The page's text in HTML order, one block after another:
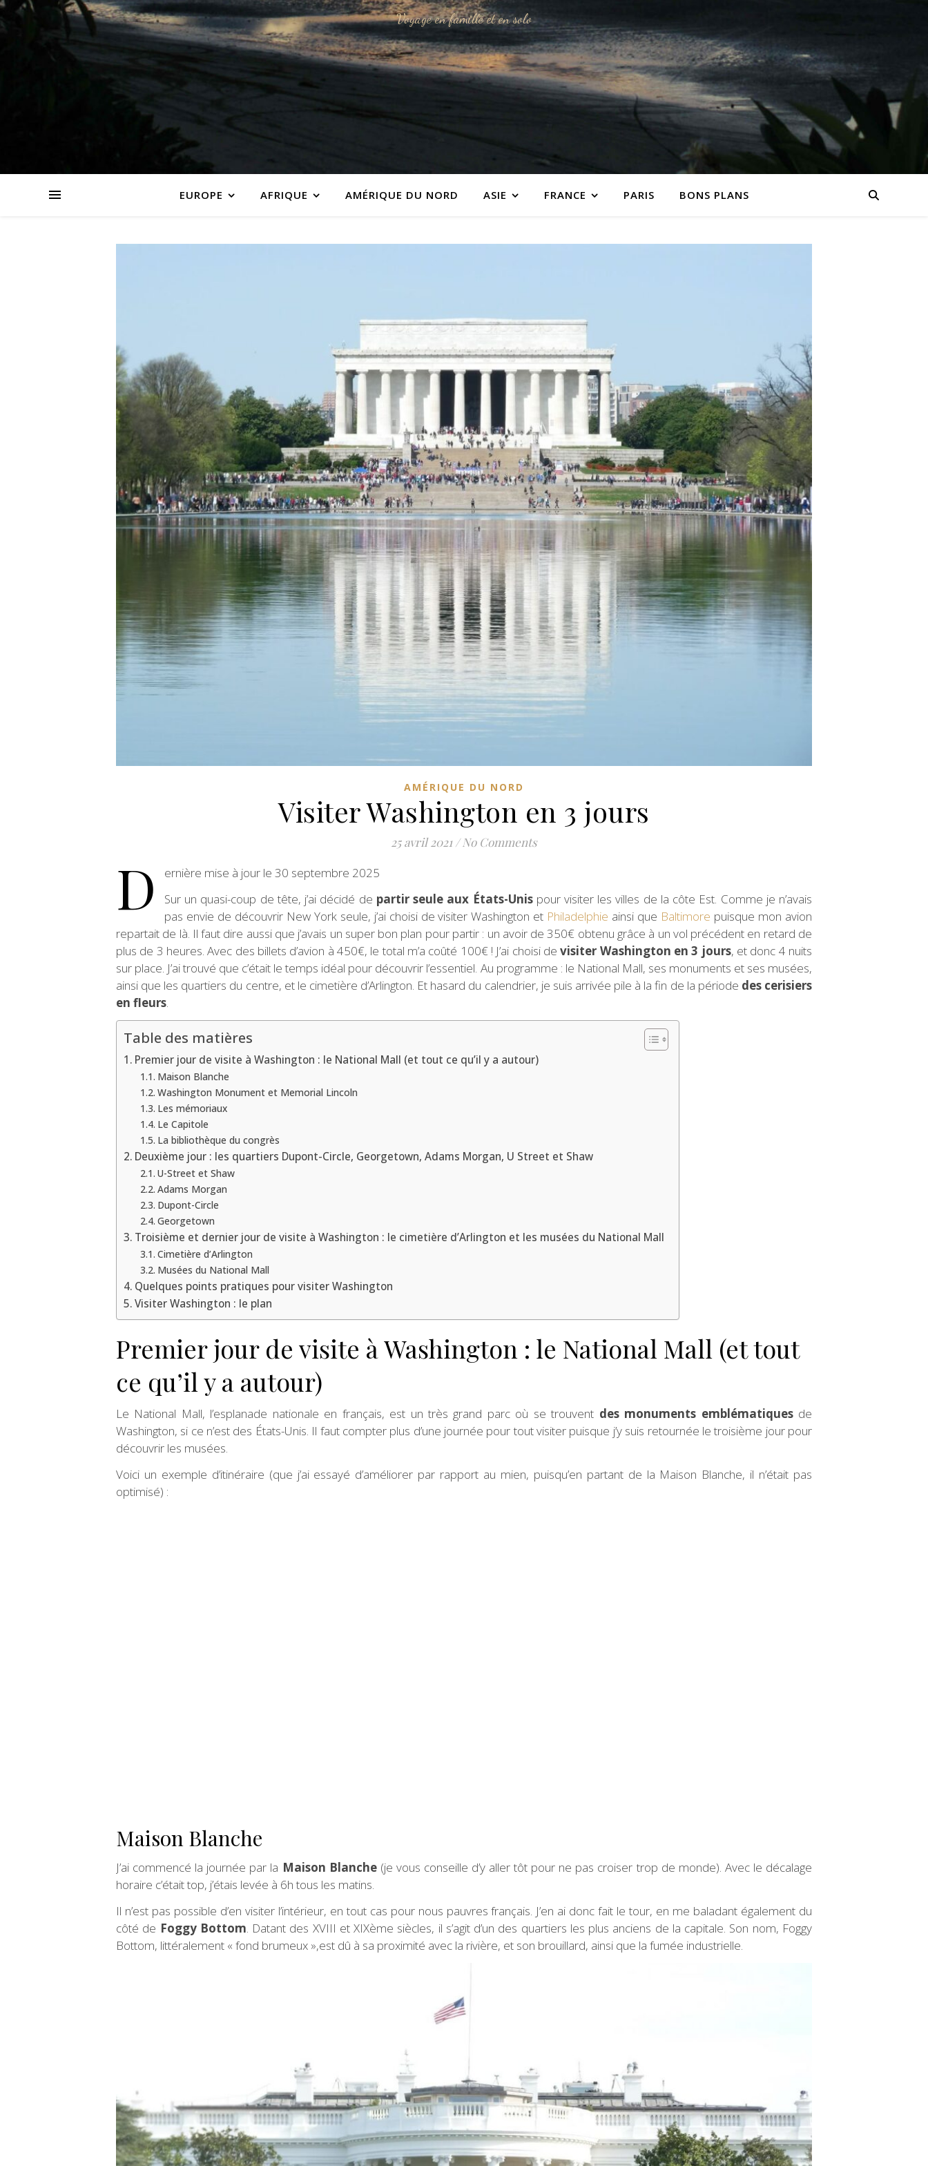
Voyage en famille et en solo
EUROPE AFRIQUE AMÉRIQUE DU NORD ASIE FRANCE PARIS BONS PLANS
AMÉRIQUE DU NORD
Visiter Washington en 3 jours
25 avril 2021 / No Comments
D
ernière mise à jour le 30 septembre 2025
Sur un quasi-coup de tête, j’ai décidé de partir seule aux États-Unispour visiter les villes de la côte Est. Comme je n’avais
pas envie de découvrir New York seule, j’ai choisi de visiter Washington et Philadelphie ainsi que Baltimore puisque mon avion
repartait de là. Il faut dire aussi que j’avais un super bon plan pour partir : un avoir de 350€ obtenu grâce à un vol précédent en retard de
plus de 3 heures. Avec des billets d’avion à 450€, le total m’a coûté 100€ ! J’ai choisi devisiter Washington en 3 jours, et donc 4 nuits
sur place. J’ai trouvé que c’était le temps idéal pour découvrir l’essentiel. Au programme : le National Mall, ses monuments et ses musées,
ainsi que les quartiers du centre, et le cimetière d’Arlington. Et hasard du calendrier, je suis arrivée pile à la fin de la période des cerisiers
en fleurs.
Table des matières
Premier jour de visite à Washington : le National Mall (et tout ce qu’il y a autour)
Maison Blanche
Washington Monument et Memorial Lincoln
Les mémoriaux
Le Capitole
La bibliothèque du congrès
Deuxième jour : les quartiers Dupont-Circle, Georgetown, Adams Morgan, U Street et Shaw
U-Street et Shaw
Adams Morgan
Dupont-Circle
Georgetown
Troisième et dernier jour de visite à Washington : le cimetière d’Arlington et les musées du National Mall
Cimetière d’Arlington
Musées du National Mall
Quelques points pratiques pour visiter Washington
Visiter Washington : le plan
Premier jour de visite à Washington : le National Mall (et tout
ce qu’il y a autour)
Le National Mall, l’esplanade nationale en français, est un très grand parc où se trouvent des monuments emblématiques de
Washington, si ce n’est des États-Unis. Il faut compter plus d’une journée pour tout visiter puisque j’y suis retournée le troisième jour pour
découvrir les musées.
Voici un exemple d’itinéraire (que j’ai essayé d’améliorer par rapport au mien, puisqu’en partant de la Maison Blanche, il n’était pas
optimisé) :
Maison Blanche
J’ai commencé la journée par la Maison Blanche(je vous conseille d’y aller tôt pour ne pas croiser trop de monde). Avec le décalage
horaire c’était top, j’étais levée à 6h tous les matins.
Il n’est pas possible d’en visiter l’intérieur, en tout cas pour nous pauvres français. J’en ai donc fait le tour, en me baladant également du
côté de Foggy Bottom. Datant des XVIII et XIXème siècles, il s’agit d’un des quartiers les plus anciens de la capitale. Son nom, Foggy
Bottom, littéralement « fond brumeux »,est dû à sa proximité avec la rivière, et son brouillard, ainsi que la fumée industrielle.